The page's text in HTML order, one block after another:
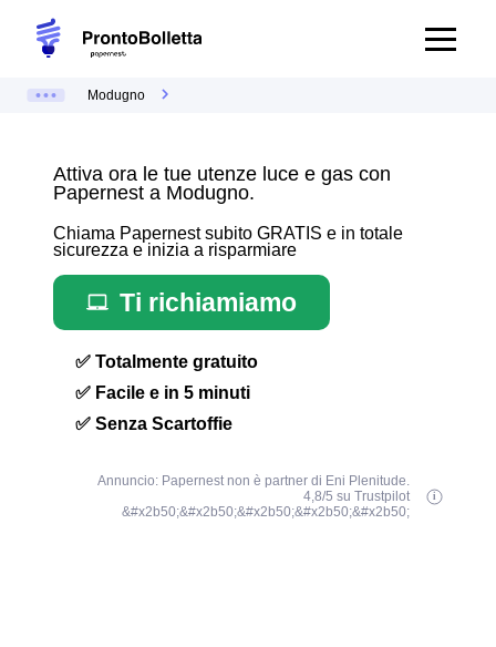
Modugno
Attiva ora le tue utenze luce e gas con
Papernest a Modugno.
Chiama Papernest subito GRATIS e in totale
sicurezza e inizia a risparmiare
Ti richiamiamo
✅ Totalmente gratuito
✅ Facile e in 5 minuti
✅ Senza Scartoffie
Annuncio: Papernest non è partner di Eni Plenitude.
4,8/5 su Trustpilot
&#x2b50;&#x2b50;&#x2b50;&#x2b50;&#x2b50;